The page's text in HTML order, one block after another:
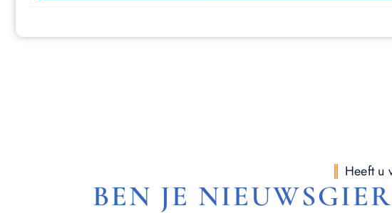
Heeft u
BEN JE